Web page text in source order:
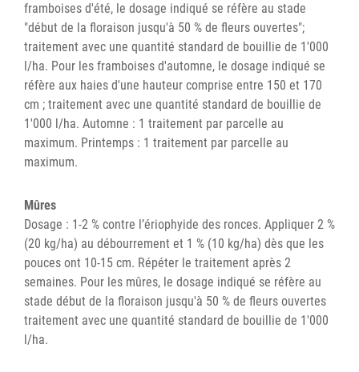
framboises d'été, le dosage indiqué se réfère au stade
"début de la floraison jusqu'à 50 % de fleurs ouvertes";
traitement avec une quantité standard de bouillie de 1'000
l/ha. Pour les framboises d'automne, le dosage indiqué se
réfère aux haies d'une hauteur comprise entre 150 et 170
cm ; traitement avec une quantité standard de bouillie de
1'000 l/ha. Automne : 1 traitement par parcelle au
maximum. Printemps : 1 traitement par parcelle au
maximum.
Mûres
Dosage : 1-2 % contre l’ériophyide des ronces. Appliquer 2 %
(20 kg/ha) au débourrement et 1 % (10 kg/ha) dès que les
pouces ont 10-15 cm. Répéter le traitement après 2
semaines. Pour les mûres, le dosage indiqué se réfère au
stade début de la floraison jusqu'à 50 % de fleurs ouvertes
traitement avec une quantité standard de bouillie de 1'000
l/ha.